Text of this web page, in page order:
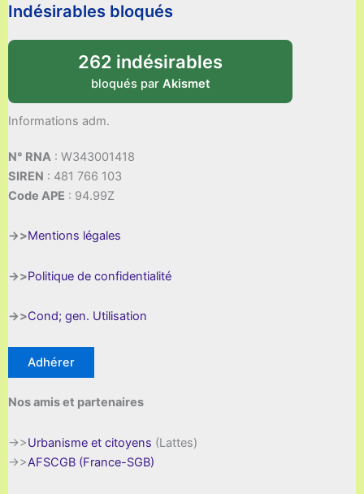
Indésirables bloqués
262 indésirables
bloqués par Akismet
Informations adm.
N° RNA : W343001418
SIREN : 481 766 103
Code APE : 94.99Z
->>Mentions légales
->>Politique de confidentialité
->>Cond; gen. Utilisation
Adhérer
Nos amis et partenaires
->>Urbanisme et citoyens (Lattes)
->>AFSCGB (France-SGB)